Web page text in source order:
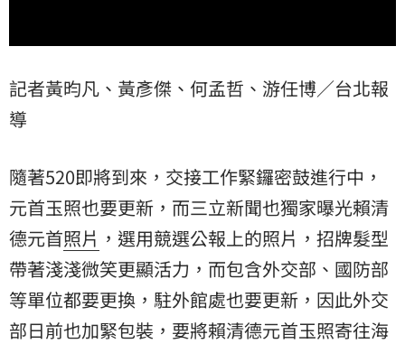
記者黃昀凡、黃彥傑、何孟哲、游任博／台北報
導
隨著520即將到來，交接工作緊鑼密鼓進行中，
元首玉照也要更新，而三立新聞也獨家曝光賴清
德元首照片 ，選用競選公報上的照片，招牌髮型
帶著淺淺微笑更顯活力，而包含外交部、國防部
等單位都要更換，駐外館處也要更新，因此外交
部日前也加緊包裝，要將賴清德元首玉照寄往海